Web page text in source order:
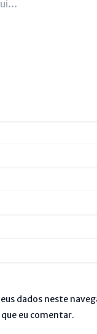
dados neste
eu comentar.